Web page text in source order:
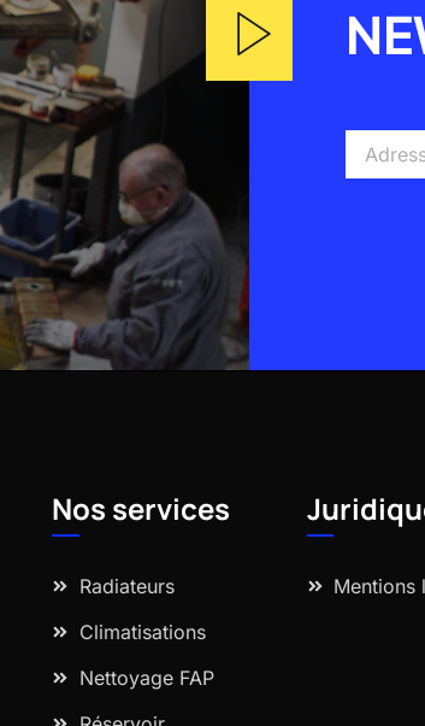
email
Nos services
Radiateurs
Climatisations
Nettoyage FAP
Mentions